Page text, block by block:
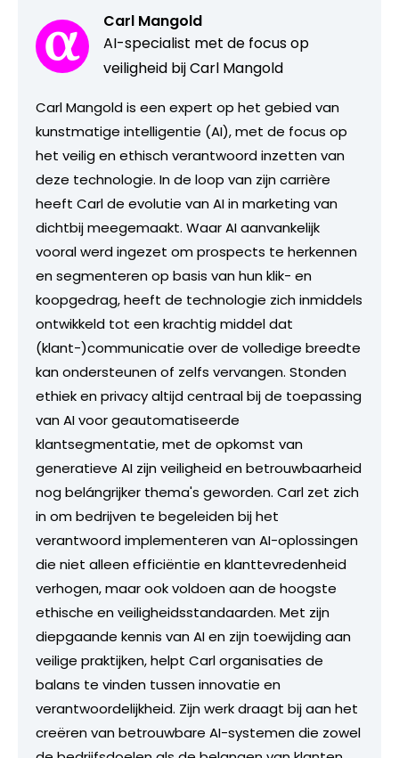
Carl Mangold
AI-specialist met de focus op
veiligheid bij Carl Mangold
Carl Mangold is een expert op het gebied van
kunstmatige intelligentie (AI), met de focus op
het veilig en ethisch verantwoord inzetten van
deze technologie. In de loop van zijn carrière
heeft Carl de evolutie van AI in marketing van
dichtbij meegemaakt. Waar AI aanvankelijk
vooral werd ingezet om prospects te herkennen
en segmenteren op basis van hun klik- en
koopgedrag, heeft de technologie zich inmiddels
ontwikkeld tot een krachtig middel dat
(klant-)communicatie over de volledige breedte
kan ondersteunen of zelfs vervangen. Stonden
ethiek en privacy altijd centraal bij de toepassing
van AI voor geautomatiseerde
klantsegmentatie, met de opkomst van
generatieve AI zijn veiligheid en betrouwbaarheid
nog belángrijker thema's geworden. Carl zet zich
in om bedrijven te begeleiden bij het
verantwoord implementeren van AI-oplossingen
die niet alleen efficiëntie en klanttevredenheid
verhogen, maar ook voldoen aan de hoogste
ethische en veiligheidsstandaarden. Met zijn
diepgaande kennis van AI en zijn toewijding aan
veilige praktijken, helpt Carl organisaties de
balans te vinden tussen innovatie en
verantwoordelijkheid. Zijn werk draagt bij aan het
creëren van betrouwbare AI-systemen die zowel